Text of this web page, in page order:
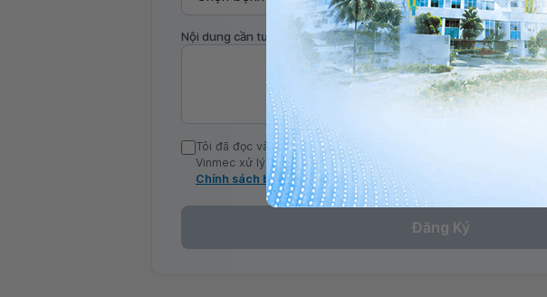
Nội dung cần tư vấn
Tôi đã đọc và đồng ý với Chính sách bảo vệ dữ liệu cá nhân của
Vinmec xử lý DLCN của tôi theo quy định của pháp luật về bảo vệ
Chính sách bảo mật
Đăng Ký